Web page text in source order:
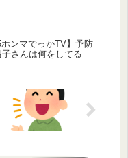
ホンマでっかTV】予防
さんは何をしてる